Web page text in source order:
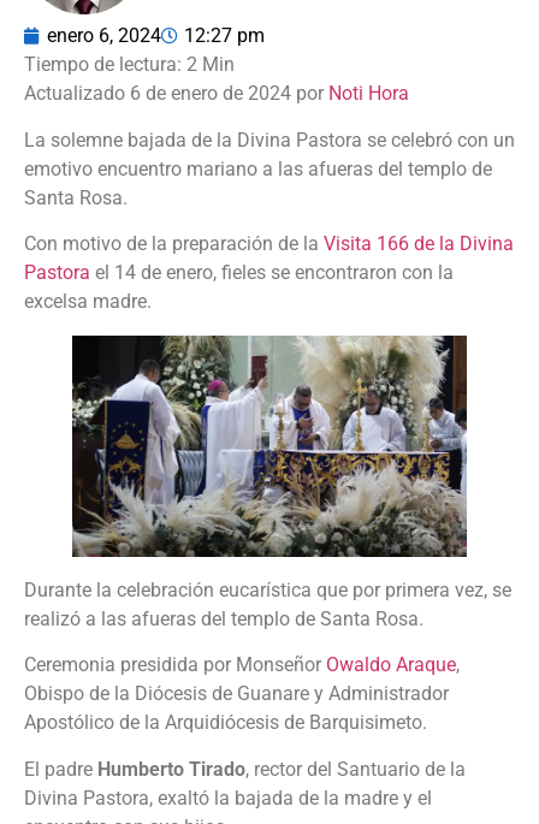
enero 6, 2024 12:27 pm
Actualizado 6 de enero de 2024 por Noti Hora
La solemne bajada de la Divina Pastora se celebró con un
emotivo encuentro mariano a las afueras del templo de
Santa Rosa.
Con motivo de la preparación de la Visita 166 de la Divina
Pastora el 14 de enero, fieles se encontraron con la
excelsa madre.
Durante la celebración eucarística que por primera vez, se
realizó a las afueras del templo de Santa Rosa.
Ceremonia presidida por Monseñor Owaldo Araque,
Obispo de la Diócesis de Guanare y Administrador
Apostólico de la Arquidiócesis de Barquisimeto.
El padre Humberto Tirado, rector del Santuario de la
Divina Pastora, exaltó la bajada de la madre y el